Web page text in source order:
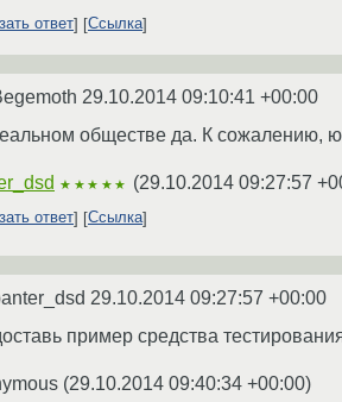
ответ Ссылка
29.10.2014 09:10:41 +00:00
обществе да. К сожалению,
★★★★★ (29.10.2014 09:27:57
ответ
Ссылка
29.10.2014 09:27:57 +00:00
пример средства
(29.10.2014 09:40:34 +00:00)